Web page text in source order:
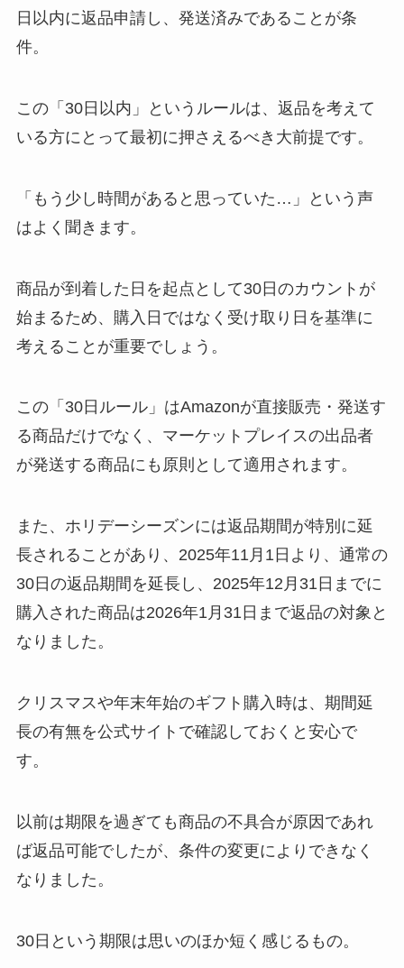
日以内に返品申請し、発送済みであることが条
件。
この「30日以内」というルールは、返品を考えて
いる方にとって最初に押さえるべき大前提です。
「もう少し時間があると思っていた…」という声
はよく聞きます。
商品が到着した日を起点として30日のカウントが
始まるため、購入日ではなく受け取り日を基準に
考えることが重要でしょう。
この「30日ルール」はAmazonが直接販売・発送す
る商品だけでなく、マーケットプレイスの出品者
が発送する商品にも原則として適用されます。
また、ホリデーシーズンには返品期間が特別に延
長されることがあり、2025年11月1日より、通常の
30日の返品期間を延長し、2025年12月31日までに
購入された商品は2026年1月31日まで返品の対象と
なりました。
クリスマスや年末年始のギフト購入時は、期間延
長の有無を公式サイトで確認しておくと安心で
す。
以前は期限を過ぎても商品の不具合が原因であれ
ば返品可能でしたが、条件の変更によりできなく
なりました。
30日という期限は思いのほか短く感じるもの。